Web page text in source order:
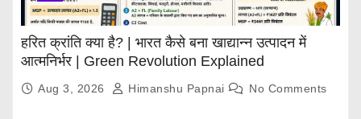
हरित क्रांति क्या है? | भारत कैसे बना खाद्यान्न उत्पादन में
आत्मनिर्भर | Green Revolution Explained
Aug 3, 2026 Himanshu Papnai No Comments